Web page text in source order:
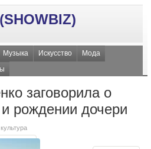
(SHOWBIZ)
Музыка Искусство
Мода
заговорила о
рождении дочери